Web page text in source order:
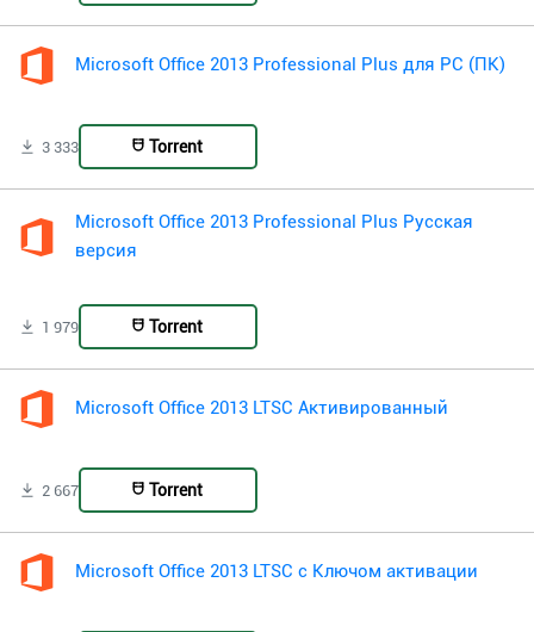
Microsoft Office 2013 Professional Plus для PC (ПК)
3 333 Torrent
Microsoft Office 2013 Professional Plus Русская
версия
1 979 Torrent
Microsoft Office 2013 LTSC Активированный
2 667 Torrent
Microsoft Office 2013 LTSC с Ключом активации